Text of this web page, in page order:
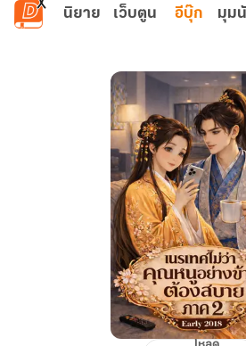
ข้ามไปยังเนื้อหาหลัก
นิยาย เว็บตูน อีบุ๊ก มุม